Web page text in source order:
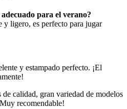
para el verano?
y ligero, es perfecto para jugar
y estampado perfecto. ¡El
calidad, gran variedad de modelos
recomendable!